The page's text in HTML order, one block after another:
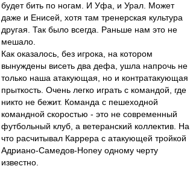
будет бить по ногам. И Уфа, и Урал. Может
даже и Енисей, хотя там тренерская культура
другая. Так было всегда. Раньше нам это не
мешало.
Как оказалось, без игрока, на котором
вынуждены висеть два дефа, ушла напрочь не
только наша атакующая, но и контратакующая
прыткость. Очень легко играть с командой, где
никто не бежит. Команда с пешеходной
командной скоростью - это не современный
футбольный клуб, а ветеранский коллектив. На
что расчитывал Каррера с атакующей тройкой
Адриано-Самедов-Honey одному черту
известно.